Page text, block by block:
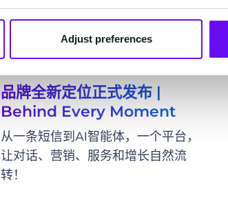
Adjust preferences
品牌全新定位正式发布 |
Behind Every Moment
从一条短信到AI智能体，一个平台，
让对话、营销、服务和增长自然流
转！